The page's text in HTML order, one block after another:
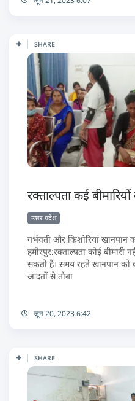
SHARE
रक्ताल्पता कई
उत्तर प्रदेश
गर्भवती और किशोरियां
हमीरपुर:रक्ताल्पता कोई बीमारी
सकती है। समय रहते खानपान को
आदतों से तौबा
जून 20, 2023 6:42
SHARE